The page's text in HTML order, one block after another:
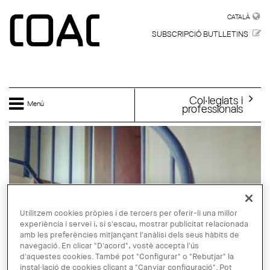
CATALÀ
SUBSCRIPCIÓ BUTLLETINS
Menú Col·legiats i
professionals
Utilitzem cookies pròpies i de tercers per oferir-li una millor
experiència i servei i, si s'escau, mostrar publicitat relacionada
amb les preferències mitjançant l'anàlisi dels seus hàbits de
navegació. En clicar "D'acord", vostè accepta l'ús
d'aquestes cookies. També pot "Configurar" o "Rebutjar" la
instal·lació de cookies clicant a "Canviar configuració". Pot